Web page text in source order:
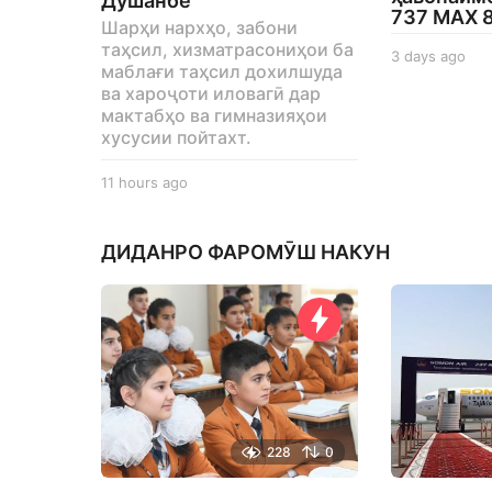
Шарҳи нархҳо, забони
таҳсил, хизматрасониҳои ба
маблағи таҳсил дохилшуда
ва хароҷоти иловагӣ дар
мактабҳо ва гимназияҳои
хусусии пойтахт.
11 hours ago
o
r
a
g
o
737 MAX
3 days ago
ДИДАНРО ФАРОМӮШ НАКУН
228 0